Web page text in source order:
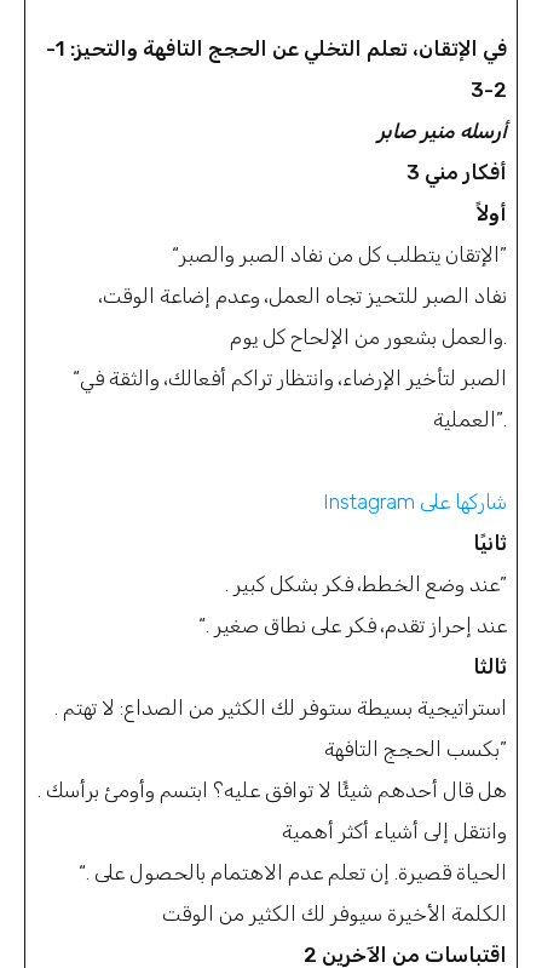
في الإتقان، تعلم التخلي عن الحجج التافهة والتحيز: 1-
2-3
أرسله منير صابر
3 أفكار مني
أولاً
“الإتقان يتطلب كل من نفاد الصبر والصبر”
نفاد الصبر للتحيز تجاه العمل، وعدم إضاعة الوقت،
“الصبر لتأخير الإرضاء، وانتظار تراكم أفعالك، والثقة في
العملية”.
Instagram شاركها على
ثانيًا
. عند وضع الخطط، فكر بشكل كبير”
“. عند إحراز تقدم، فكر على نطاق صغير
ثالثا
بكسب الحجج التافهة”
وانتقل إلى أشياء أكثر أهمية
“. الحياة قصيرة. إن تعلم عدم الاهتمام بالحصول على
الكلمة الأخيرة سيوفر لك الكثير من الوقت
2 اقتباسات من الآخرين